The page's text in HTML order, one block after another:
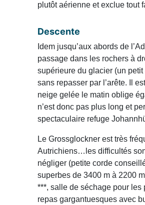
plutôt aérienne et exclue tout
Descente
Idem jusqu’aux abords de
passage dans les rochers à
supérieure du glacier (un
sans repasser par l’arête. Il
neige gelée le matin oblige
n’est donc pas plus long et
spectaculaire refuge
Le Grossglockner est très
Autrichiens…les difficultés
négliger (petite corde
superbes de 3400 m à 2200
***, salle de séchage pour les
repas gargantuesques avec